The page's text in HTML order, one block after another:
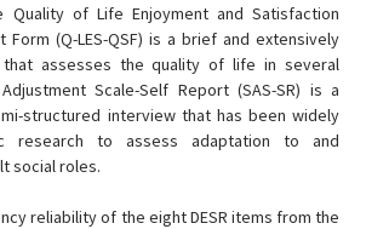
of Life Enjoyment and Satisfaction
Form (Q-LES-QSF) is a brief and extensively
that assesses the quality of life in several
Scale-Self Report (SAS-SR) is a
structured interview that has been widely
research to assess adaptation to and
social roles.
reliability of the eight DESR items from the